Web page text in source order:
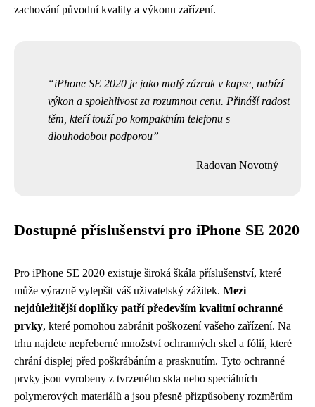
zachování původní kvality a výkonu zařízení.
iPhone SE 2020 je jako malý zázrak v kapse, nabízí
výkon a spolehlivost za rozumnou cenu. Přináší radost
těm, kteří touží po kompaktním telefonu s
dlouhodobou podporou
Radovan Novotný
Dostupné příslušenství pro iPhone SE 2020
Pro iPhone SE 2020 existuje široká škála příslušenství, které
může výrazně vylepšit váš uživatelský zážitek. Mezi
nejdůležitější doplňky patří především kvalitní ochranné
prvky, které pomohou zabránit poškození vašeho zařízení. Na
trhu najdete nepřeberné množství ochranných skel a fólií, které
chrání displej před poškrábáním a prasknutím. Tyto ochranné
prvky jsou vyrobeny z tvrzeného skla nebo speciálních
polymerových materiálů a jsou přesně přizpůsobeny rozměrům